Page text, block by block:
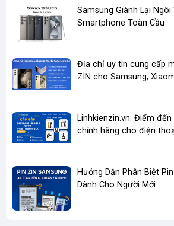
​Samsung Giành Lại
Smartphone Toàn Cầu
Địa chỉ uy tín cung cấp
ZIN cho Samsung,
Linhkienzin.vn: Điểm
chính hãng cho điện
Hướng Dẫn Phân Biệt
Dành Cho Người Mới